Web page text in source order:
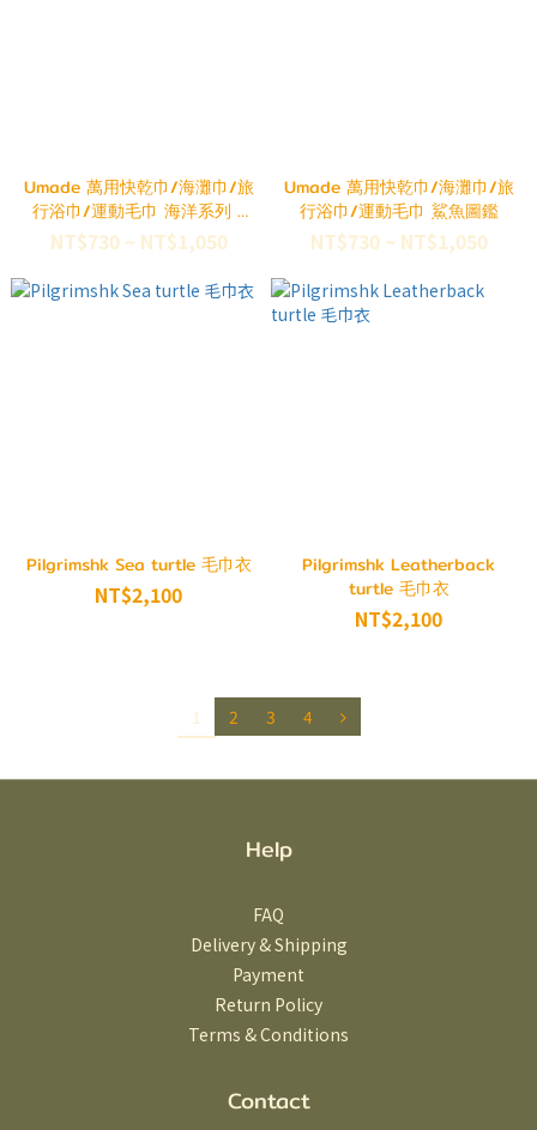
Umade 萬用快乾巾/海灘巾/旅
行浴巾/運動毛巾 海洋系列 -
奇幻海龜
NT$730 ~ NT$1,050
Umade 萬用快乾巾/海灘巾/旅
行浴巾/運動毛巾 鯊魚圖鑑
NT$730 ~ NT$1,050
Pilgrimshk Sea turtle 毛巾衣
NT$2,100
Pilgrimshk Leatherback
turtle 毛巾衣
NT$2,100
1 2 3 4
Help
FAQ
Delivery & Shipping
Payment
Return Policy
Terms & Conditions
Contact